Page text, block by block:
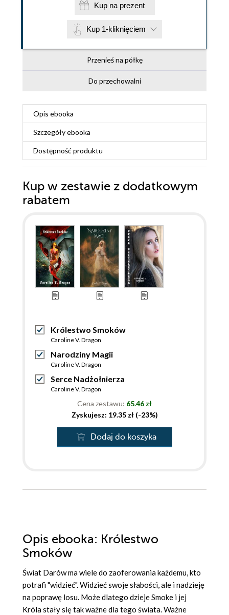
Kup na prezent
Kup 1-kliknięciem
Przenieś na półkę
Do przechowalni
Opis ebooka
Szczegółyebooka
Dostępność produktu
Kup w zestawie z dodatkowym
rabatem
Królestwo Smoków
Caroline V. Dragon
Narodziny Magii
Caroline V. Dragon
Serce Nadżołnierza
Caroline V. Dragon
Cena zestawu: 65.46 zł
Zyskujesz: 19.35 zł (-23%)
Dodaj do koszyka
Opis ebooka: Królestwo
Smoków
Świat Darów ma wiele do zaoferowania każdemu, kto
potrafi "widzieć". Widzieć swoje słabości, ale i nadzieję
na poprawę losu. Może dlatego dzieje Smoke i jej
Króla stały się tak ważne dla tego świata. Ważne